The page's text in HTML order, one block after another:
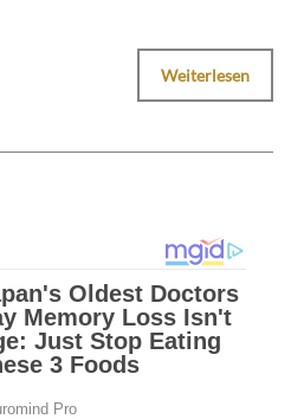
Weiterlesen